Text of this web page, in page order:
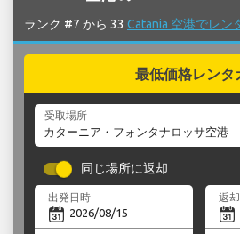
ランク #7 から 33 Catania 空港でレン
最低価格レンタ
受取場所
同じ場所に返却
出発日時 返